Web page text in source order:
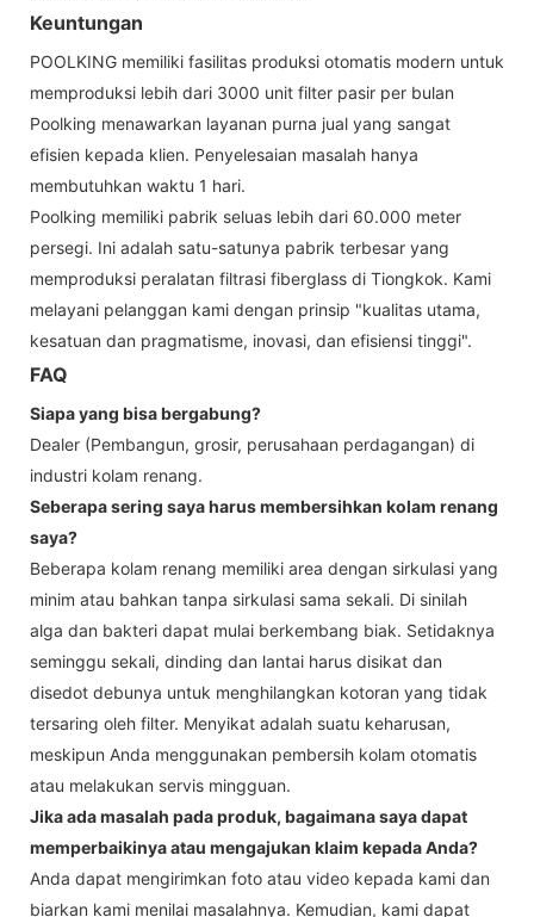
Keuntungan
POOLKING memiliki fasilitas produksi otomatis modern untuk
memproduksi lebih dari 3000 unit filter pasir per bulan
Poolking menawarkan layanan purna jual yang sangat
efisien kepada klien. Penyelesaian masalah hanya
membutuhkan waktu 1 hari.
Poolking memiliki pabrik seluas lebih dari 60.000 meter
persegi. Ini adalah satu-satunya pabrik terbesar yang
memproduksi peralatan filtrasi fiberglass di Tiongkok. Kami
melayani pelanggan kami dengan prinsip "kualitas utama,
kesatuan dan pragmatisme, inovasi, dan efisiensi tinggi".
FAQ
Siapa yang bisa bergabung?
Dealer (Pembangun, grosir, perusahaan perdagangan) di
industri kolam renang.
Seberapa sering saya harus membersihkan kolam renang
saya?
Beberapa kolam renang memiliki area dengan sirkulasi yang
minim atau bahkan tanpa sirkulasi sama sekali. Di sinilah
alga dan bakteri dapat mulai berkembang biak. Setidaknya
seminggu sekali, dinding dan lantai harus disikat dan
disedot debunya untuk menghilangkan kotoran yang tidak
tersaring oleh filter. Menyikat adalah suatu keharusan,
meskipun Anda menggunakan pembersih kolam otomatis
atau melakukan servis mingguan.
Jika ada masalah pada produk, bagaimana saya dapat
memperbaikinya atau mengajukan klaim kepada Anda?
Anda dapat mengirimkan foto atau video kepada kami dan
biarkan kami menilai masalahnya. Kemudian, kami dapat